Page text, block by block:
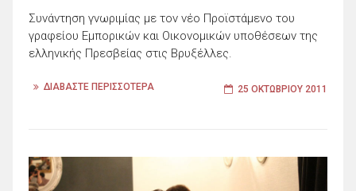
Συνάντηση γνωριμίας με τον νέο Προϊστάμενο του
γραφείου Εμπορικών και Οικονομικών υποθέσεων της
ελληνικής Πρεσβείας στις Βρυξέλλες.
ΔΙΑΒΑΣΤΕ ΠΕΡΙΣΣΟΤΕΡΑ 25 ΟΚΤΩΒΡΊΟΥ 2011